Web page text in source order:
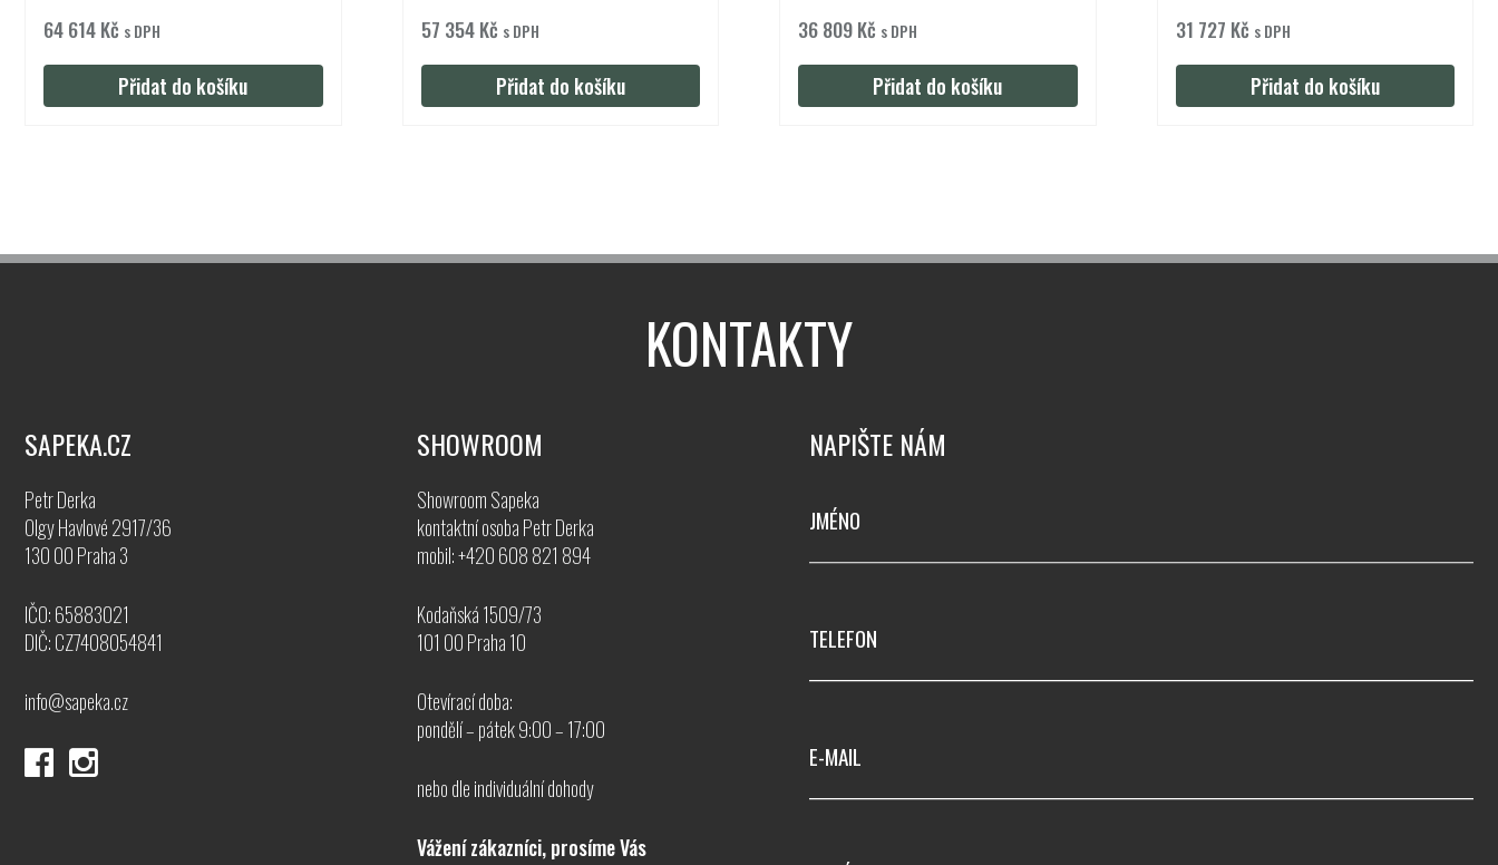
64 614Kč s DPH
Přidat do košíku
57 354Kč s DPH
Přidat do košíku
36 809Kč s DPH
Přidat do košíku
31 727 Kč s DPH
Přidat do košíku
KONTAKTY
SAPEKA.CZ
Petr Derka
Olgy Havlové 2917/36
130 00 Praha 3
IČO: 65883021
DIČ: CZ7408054841
info@sapeka.cz
SHOWROOM
Showroom Sapeka
kontaktní osoba Petr Derka
mobil: +420 608 821 894
Kodaňská 1509/73
101 00 Praha 10
Otevírací doba:
pondělí – pátek 9:00 – 17:00
nebo dle individuální dohody
Vážení zákazníci, prosíme Vás
NAPIŠTE NÁM
JMÉNO
TELEFON
E-MAIL